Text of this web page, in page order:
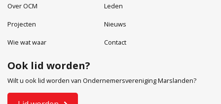
Over OCM Leden
Projecten Nieuws
Wie wat waar Contact
Ook lid worden?
Wilt u ook lid worden van Ondernemersvereniging Marslanden?